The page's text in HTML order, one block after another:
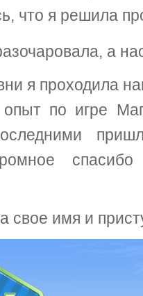
что я решила
а
я проходила
опыт по игре
свое имя и